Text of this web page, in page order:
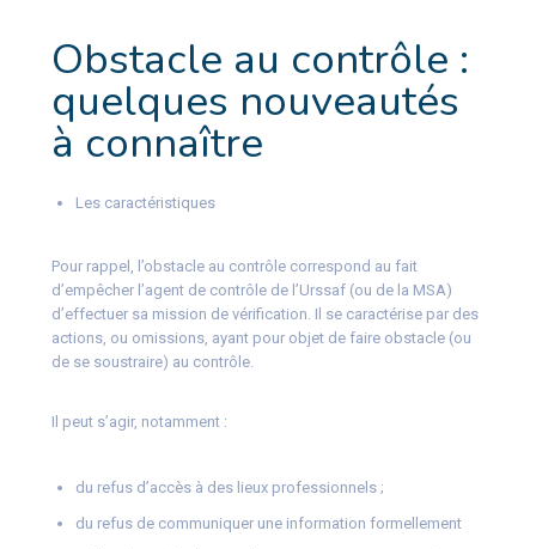
Obstacle au contrôle :
quelques nouveautés
à connaître
Les caractéristiques
Pour rappel, l’obstacle au contrôle correspond au fait
d’empêcher l’agent de contrôle de l’Urssaf (ou de la MSA)
d’effectuer sa mission de vérification. Il se caractérise par des
actions, ou omissions, ayant pour objet de faire obstacle (ou
de se soustraire) au contrôle.
Il peut s’agir, notamment :
du refus d’accès à des lieux professionnels ;
du refus de communiquer une information formellement